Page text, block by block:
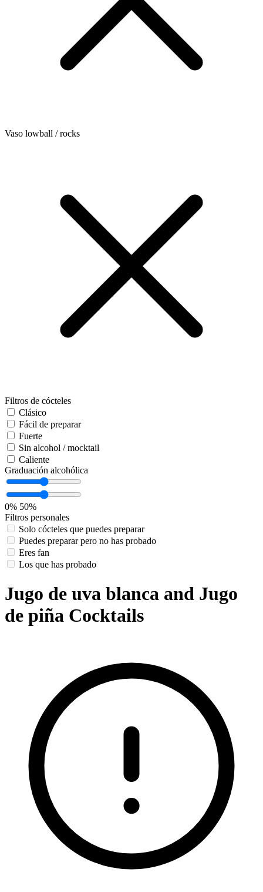
Vaso lowball / rocks
Filtros de cócteles
Clásico
Fácil de preparar
Fuerte
Sin alcohol / mocktail
Caliente
Graduación alcohólica
0% 50%
Filtros personales
Solo cócteles que puedes preparar
Puedes preparar pero no has probado
Eres fan
Los que has probado
Jugo de uva blanca and Jugo
de piña Cocktails